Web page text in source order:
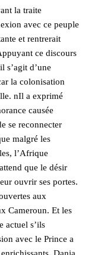
la traite
avec ce peuple
et rentrerait
ce discours
s’agit d’une
la colonisation
nIl a exprimé
causée
se reconnecter
malgré les
l’Afrique
que le désir
ouvrir ses portes.
aux
Cameroun. Et les
actuel s’ils
avec le Prince a